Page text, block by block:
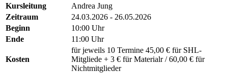
Kursleitung
Andrea Jung
Zeitraum
24.03.2026 - 26.05.2026
Beginn
10:00 Uhr
Ende
11:00 Uhr
Kosten
für jeweils 10 Termine 45,00 € für SHL-
Mitgliede + 3 € für Materialr / 60,00 € für
Nichtmitglieder